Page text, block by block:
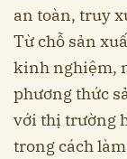
an toàn, truy
Từ chỗ sản
kinh nghiệm,
phương thức
với thị trường
trong cách